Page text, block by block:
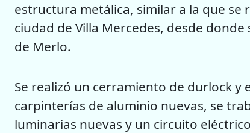
estructura metálica, similar a la que se
ciudad de Villa Mercedes, desde
de Merlo.
Se realizó un cerramiento de durlock y
carpinterías de aluminio nuevas, se
luminarias nuevas y un circuito